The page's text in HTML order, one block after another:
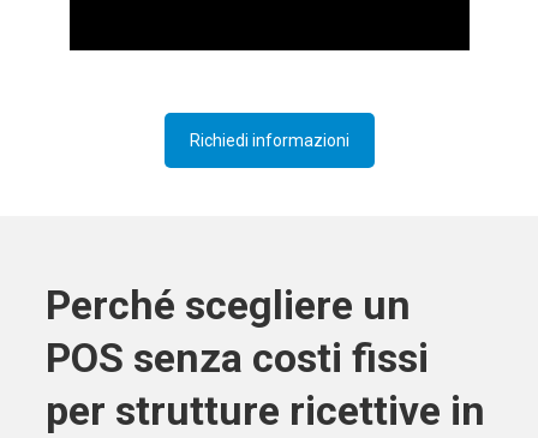
Richiedi informazioni
Perché scegliere un
POS senza costi fissi
per strutture ricettive in